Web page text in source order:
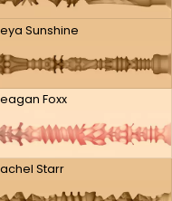
Sunshine
Foxx
Starr